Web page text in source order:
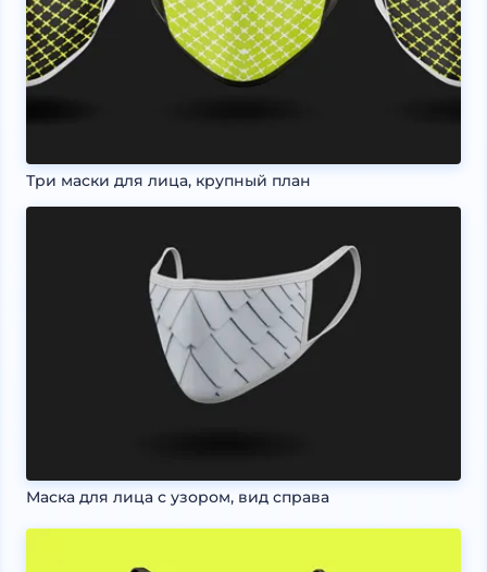
Три маски для лица, крупный план
Маска для лица с узором, вид справа